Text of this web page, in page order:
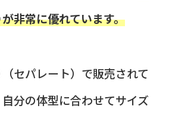
非常に優れています。
セパレート）で販売されて
分の体型に合わせてサイズ